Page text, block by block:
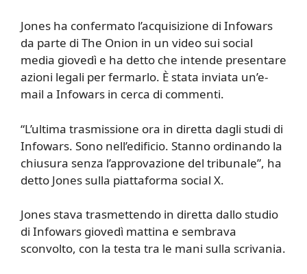
Jones ha confermato l’acquisizione di Infowars
da parte di The Onion in un video sui social
media giovedì e ha detto che intende presentare
azioni legali per fermarlo. È stata inviata un’e-
mail a Infowars in cerca di commenti.
“L’ultima trasmissione ora in diretta dagli studi di
Infowars. Sono nell’edificio. Stanno ordinando la
chiusura senza l’approvazione del tribunale”, ha
detto Jones sulla piattaforma social X.
Jones stava trasmettendo in diretta dallo studio
di Infowars giovedì mattina e sembrava
sconvolto, con la testa tra le mani sulla scrivania.